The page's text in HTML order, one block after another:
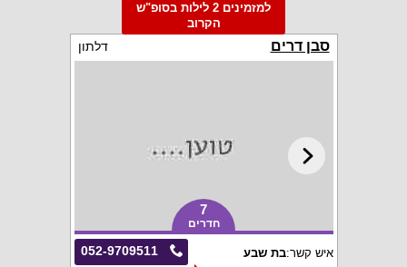
למזמינים 2 לילות בסופ"ש
הקרוב
סבן דרים דלתון
7
חדרים
052-9709511 איש קשר:בת שבע